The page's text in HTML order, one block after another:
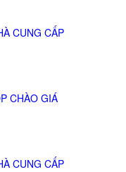
CUNG CẤP
CHÀO GIÁ
CUNG CẤP